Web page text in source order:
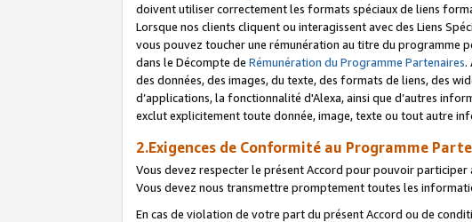
doivent utiliser correctement les formats spéciaux de liens
Lorsque nos clients cliquent ou interagissent avec des Liens
vous pouvez toucher une rémunération au titre du programme
dans le Décompte de Rémunération du Programme Partenaires.
des données, des images, du texte, des formats de liens, des
d’applications, la fonctionnalité d'Alexa, ainsi que d’autres
exclut explicitement toute donnée, image, texte ou tout autre
2.Exigences de Conformité au Programme
Vous devez respecter le présent Accord pour pouvoir
Vous devez nous transmettre promptement toutes les
En cas de violation de votre part du présent Accord ou de